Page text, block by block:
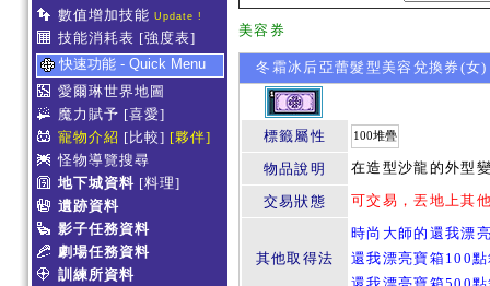
數值增加技能 Update !
技能消耗表 [強度表]
快速功能 - Quick Menu
愛爾琳世界地圖
魔力賦予 [喜愛]
寵物介紹 [比較] [夥伴]
怪物導覽搜尋
地下城資料 [料理]
遺跡資料
影子任務資料
劇場任務資料
訓練所資料
美容券
冬霜冰后亞蕾髮型美容兌換券(女)
標籤屬性 100堆疊
物品說明 在造型沙龍的外型
交易狀態 可交易，丟地上其
其他取得法
時尚大師的還我漂
還我漂亮寶箱100